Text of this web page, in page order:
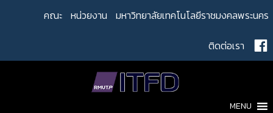
คณะ หน่วยงาน มหาวิทยาลัยเทคโนโลยีราชมงคลพระนคร
ติดต่อเรา
MENU